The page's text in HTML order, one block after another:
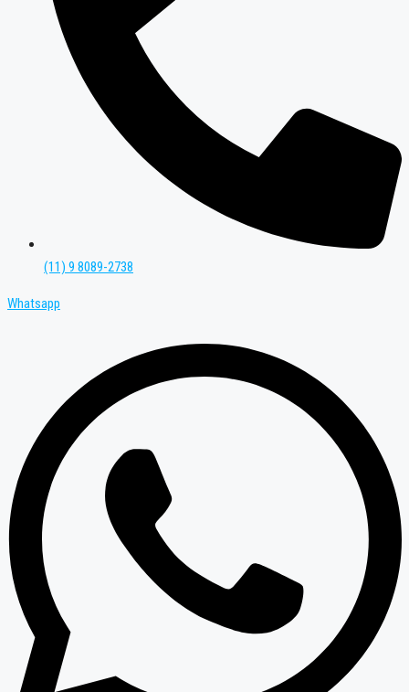
(11) 9 8089-2738
Whatsapp